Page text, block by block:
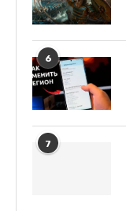
6
7